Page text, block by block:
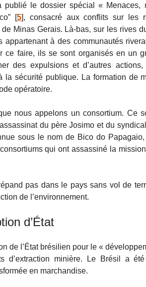
publié le dossier spécial « Menaces,
[5], consacré aux conflits sur les
Minas Gerais. Là-bas, sur les rives
appartenant à des communautés
ce faire, ils se sont organisés en un
des expulsions et d’autres
la sécurité publique. La formation de
opératoire.
nous appelons un consortium. Ce
du père Josimo et du
sous le nom de Bico do Papagaio,
qui ont assassiné la
pas dans le pays sans vol de
de l’environnement.
d’État
de l’État brésilien pour le «
d’extraction minière. Le Brésil a
en marchandise.